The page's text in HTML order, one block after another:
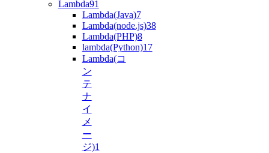
Lambda91
Lambda(Java)7
Lambda(node.js)38
Lambda(PHP)8
lambda(Python)17
Lambda(コ
ン
テ
ナ
イ
メ
ー
ジ)1